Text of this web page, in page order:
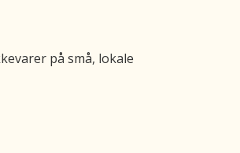
på små, lokale